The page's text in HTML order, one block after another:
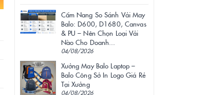
Cẩm Nang So Sánh Vải May
Balo: D600, D1680, Canvas
& PU – Nên Chọn Loại Vải
Nào Cho Doanh...
04/08/2026
Xưởng May Balo Laptop –
Balo Công Sở In Logo Giá Rẻ
Tại Xưởng
04/08/2026